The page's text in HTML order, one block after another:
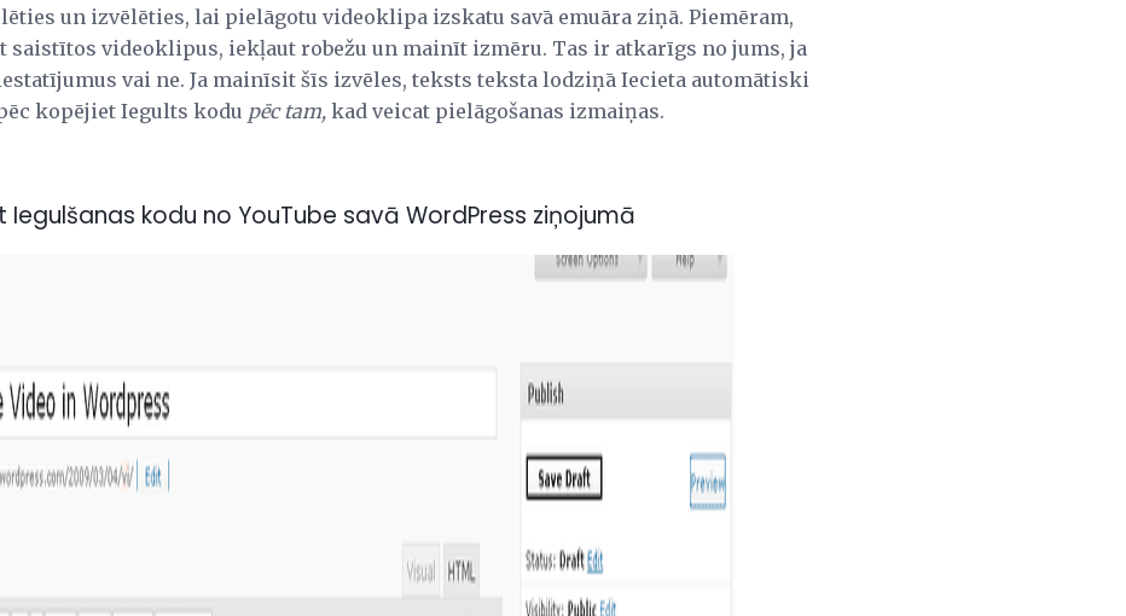
un izvēlēties, lai pielāgotu videoklipa izskatu savā emuāra ziņā. Piemēram,
saistītos videoklipus, iekļaut robežu un mainīt izmēru. Tas ir atkarīgs no jums, ja
vai ne. Ja mainīsit šīs izvēles, teksts teksta lodziņā Iecieta automātiski
kopējiet Iegults kodu pēc tam, kad veicat pielāgošanas izmaiņas.
Iegulšanas kodu no YouTube savā WordPress ziņojumā